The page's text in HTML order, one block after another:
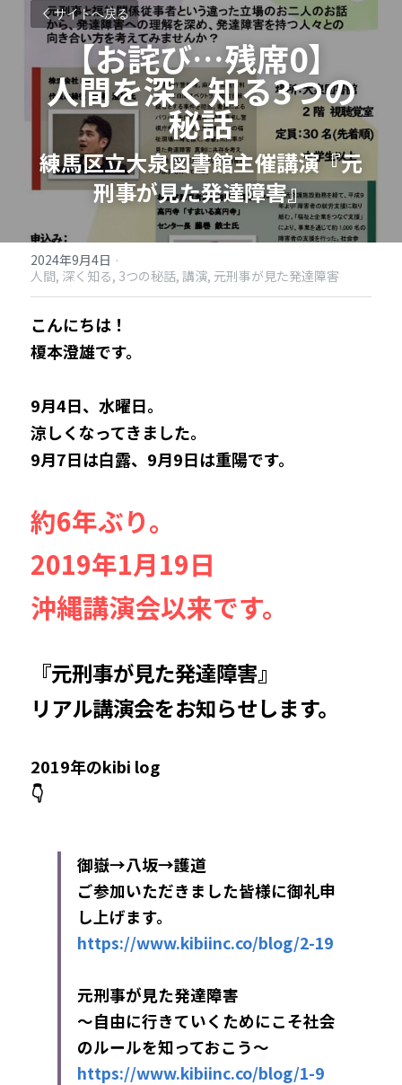
サイトへ戻る
【お詫び…残席0】
人間を深く知る3つの
秘話
練馬区立大泉図書館主催講演『元
刑事が見た発達障害』
2024年9月4日 ·
人間, 深く知る, 3つの秘話, 講演, 元刑事が見た発達障害
こんにちは！
榎本澄雄です。
9月4日、水曜日。
涼しくなってきました。
9月7日は白露、9月9日は重陽です。
約6年ぶり。
2019年1月19日
沖縄講演会以来です。
『元刑事が見た発達障害』
リアル講演会をお知らせします。
2019年のkibi log
👇
御嶽→八坂→護道
ご参加いただきました皆様に御礼申
し上げます。
https://www.kibiinc.co/blog/2-19
元刑事が見た発達障害
～自由に行きていくためにこそ社会
のルールを知っておこう～
https://www.kibiinc.co/blog/1-9